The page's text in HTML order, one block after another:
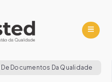
Documentos Da Qualidade